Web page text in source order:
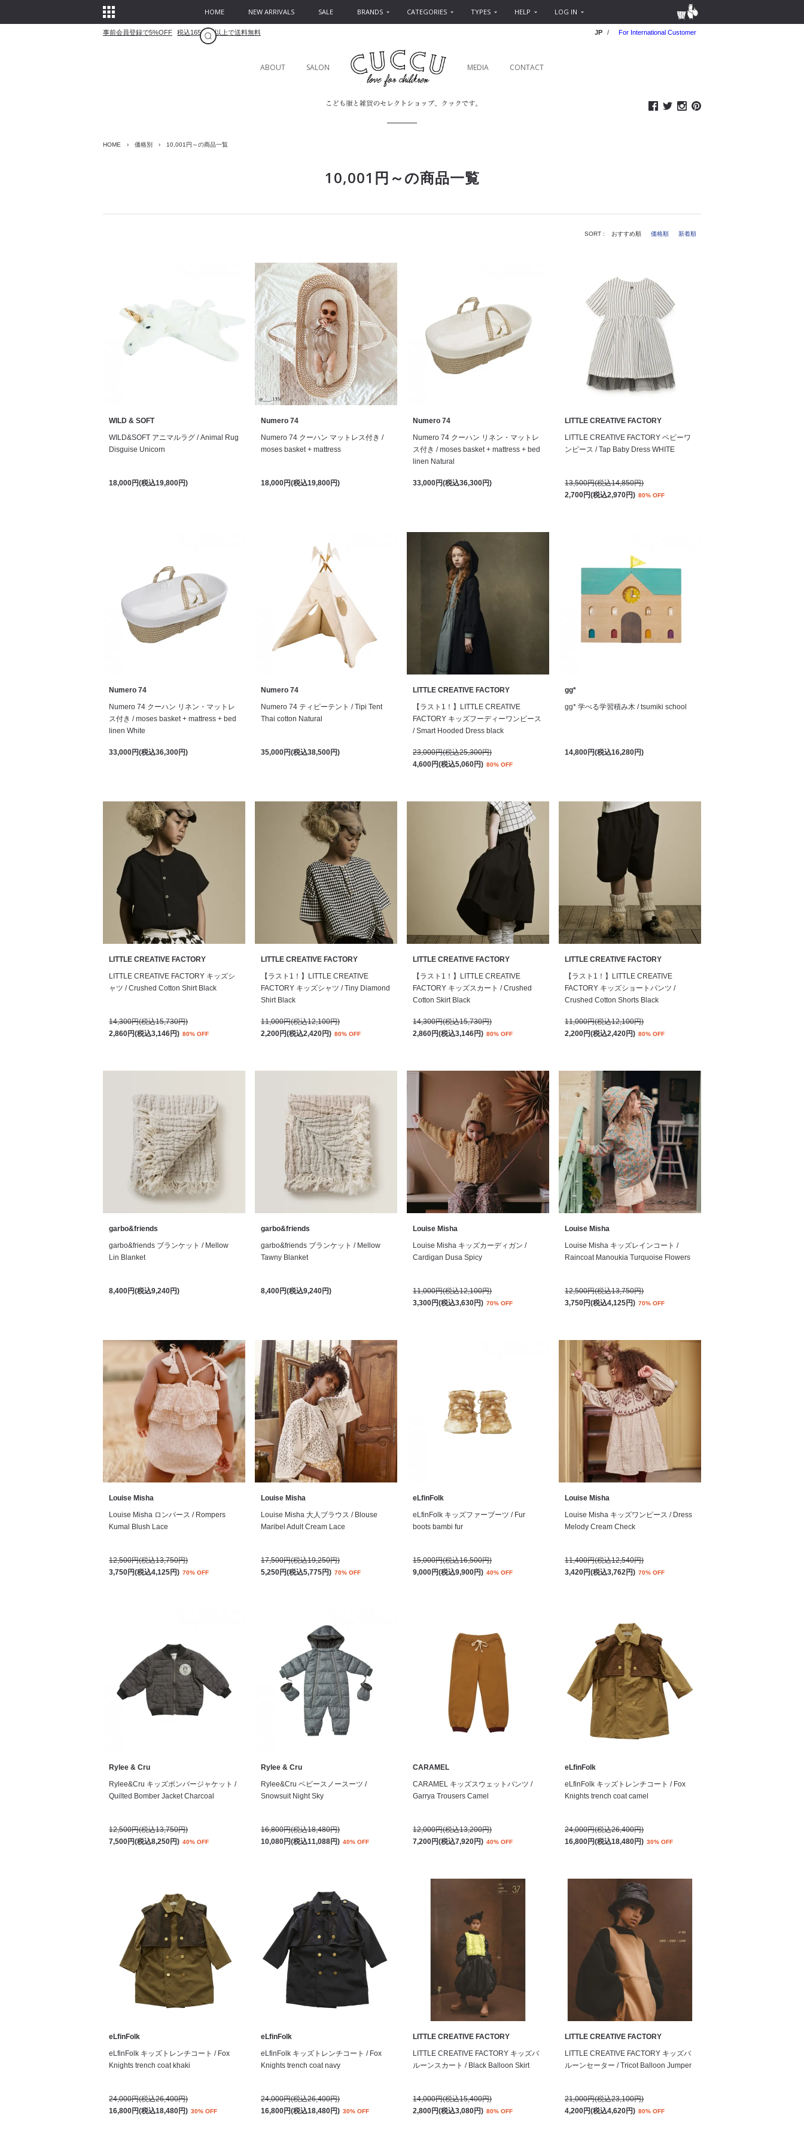
HOME NEW ARRIVALS SALE BRANDS CATEGORIES TYPES HELP LOG IN
事前会員登録で5%OFF 税込16500円以上で送料無料 JP / For International Customer
ABOUT SALON MEDIA CONTACT
HOME › 価格別 › 10,001円～の商品一覧
10,001円～の商品一覧
SORT : おすすめ順 価格順 新着順
WILD & SOFT
WILD&SOFT アニマルラグ / Animal Rug
Disguise Unicorn
18,000円(税込19,800円)
Numero 74
Numero 74 クーハン マットレス付き /
moses basket + mattress
18,000円(税込19,800円)
Numero 74
Numero 74 クーハン リネン・マットレ
ス付き / moses basket + mattress + bed
linen Natural
33,000円(税込36,300円)
LITTLE CREATIVE FACTORY
LITTLE CREATIVE FACTORY ベビーワ
ンピース / Tap Baby Dress WHITE
13,500円(税込14,850円)
2,700円(税込2,970円) 80% OFF
Numero 74
Numero 74 クーハン リネン・マットレ
ス付き / moses basket + mattress + bed
linen White
33,000円(税込36,300円)
Numero 74
Numero 74 ティピーテント / Tipi Tent
Thai cotton Natural
35,000円(税込38,500円)
LITTLE CREATIVE FACTORY
【ラスト1！】LITTLE CREATIVE
FACTORY キッズフーディーワンピース
/ Smart Hooded Dress black
23,000円(税込25,300円)
4,600円(税込5,060円) 80% OFF
gg*
gg* 学べる学習積み木 / tsumiki school
14,800円(税込16,280円)
LITTLE CREATIVE FACTORY
LITTLE CREATIVE FACTORY キッズシ
ャツ / Crushed Cotton Shirt Black
14,300円(税込15,730円)
2,860円(税込3,146円) 80% OFF
LITTLE CREATIVE FACTORY
【ラスト1！】LITTLE CREATIVE
FACTORY キッズシャツ / Tiny Diamond
Shirt Black
11,000円(税込12,100円)
2,200円(税込2,420円) 80% OFF
LITTLE CREATIVE FACTORY
【ラスト1！】LITTLE CREATIVE
FACTORY キッズスカート / Crushed
Cotton Skirt Black
14,300円(税込15,730円)
2,860円(税込3,146円) 80% OFF
LITTLE CREATIVE FACTORY
【ラスト1！】LITTLE CREATIVE
FACTORY キッズショートパンツ /
Crushed Cotton Shorts Black
11,000円(税込12,100円)
2,200円(税込2,420円) 80% OFF
garbo&friends
garbo&friends ブランケット / Mellow
Lin Blanket
8,400円(税込9,240円)
garbo&friends
garbo&friends ブランケット / Mellow
Tawny Blanket
8,400円(税込9,240円)
Louise Misha
Louise Misha キッズカーディガン /
Cardigan Dusa Spicy
11,000円(税込12,100円)
3,300円(税込3,630円) 70% OFF
Louise Misha
Louise Misha キッズレインコート /
Raincoat Manoukia Turquoise Flowers
12,500円(税込13,750円)
3,750円(税込4,125円) 70% OFF
Louise Misha
Louise Misha ロンパース / Rompers
Kumal Blush Lace
12,500円(税込13,750円)
3,750円(税込4,125円) 70% OFF
Louise Misha
Louise Misha 大人ブラウス / Blouse
Maribel Adult Cream Lace
17,500円(税込19,250円)
5,250円(税込5,775円) 70% OFF
eLfinFolk
eLfinFolk キッズファーブーツ / Fur
boots bambi fur
15,000円(税込16,500円)
9,000円(税込9,900円) 40% OFF
Louise Misha
Louise Misha キッズワンピース / Dress
Melody Cream Check
11,400円(税込12,540円)
3,420円(税込3,762円) 70% OFF
Rylee & Cru
Rylee&Cru キッズボンバージャケット /
Quilted Bomber Jacket Charcoal
12,500円(税込13,750円)
7,500円(税込8,250円) 40% OFF
Rylee & Cru
Rylee&Cru ベビースノースーツ /
Snowsuit Night Sky
16,800円(税込18,480円)
10,080円(税込11,088円) 40% OFF
CARAMEL
CARAMEL キッズスウェットパンツ /
Garrya Trousers Camel
12,000円(税込13,200円)
7,200円(税込7,920円) 40% OFF
eLfinFolk
eLfinFolk キッズトレンチコート / Fox
Knights trench coat camel
24,000円(税込26,400円)
16,800円(税込18,480円) 30% OFF
eLfinFolk
eLfinFolk キッズトレンチコート / Fox
Knights trench coat khaki
24,000円(税込26,400円)
16,800円(税込18,480円) 30% OFF
eLfinFolk
eLfinFolk キッズトレンチコート / Fox
Knights trench coat navy
24,000円(税込26,400円)
16,800円(税込18,480円) 30% OFF
LITTLE CREATIVE FACTORY
LITTLE CREATIVE FACTORY キッズバ
ルーンスカート / Black Balloon Skirt
14,000円(税込15,400円)
2,800円(税込3,080円) 80% OFF
LITTLE CREATIVE FACTORY
LITTLE CREATIVE FACTORY キッズバ
ルーンセーター / Tricot Balloon Jumper
21,000円(税込23,100円)
4,200円(税込4,620円) 80% OFF